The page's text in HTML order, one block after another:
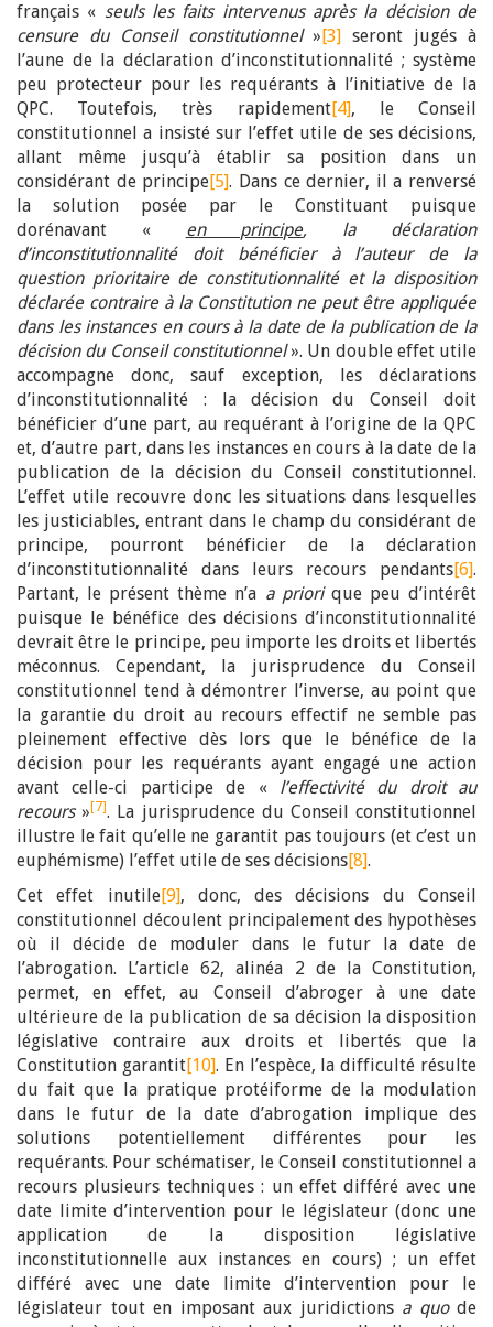
français « seuls les faits intervenus après la décision de
censure du Conseil constitutionnel»[3] seront jugés à
l’aune de la déclaration d’inconstitutionnalité ; système
peu protecteur pour les requérants à l’initiative de la
QPC. Toutefois, très rapidement[4], le Conseil
constitutionnel a insisté sur l’effet utile de ses décisions,
allant même jusqu’à établir sa position dans un
considérant de principe[5]. Dans ce dernier, il a renversé
la solution posée par le Constituant puisque
dorénavant « en principe, la déclaration
d’inconstitutionnalité doit bénéficier à l’auteur de la
question prioritaire de constitutionnalité et la disposition
déclarée contraire à la Constitution ne peut être appliquée
dans les instances en cours à la date de la publication de la
décision du Conseil constitutionnel». Un double effet utile
accompagne donc, sauf exception, les déclarations
d’inconstitutionnalité : la décision du Conseil doit
bénéficier d’une part, au requérant à l’origine de la QPC
et, d’autre part, dans les instances en cours à la date de la
publication de la décision du Conseil constitutionnel.
L’effet utile recouvre donc les situations dans lesquelles
les justiciables, entrant dans le champ du considérant de
principe, pourront bénéficier de la déclaration
d’inconstitutionnalité dans leurs recours pendants[6].
Partant, le présent thème n’a a priorique peu d’intérêt
puisque le bénéfice des décisions d’inconstitutionnalité
devrait être le principe, peu importe les droits et libertés
méconnus. Cependant, la jurisprudence du Conseil
constitutionnel tend à démontrer l’inverse, au point que
la garantie du droit au recours effectif ne semble pas
pleinement effective dès lors que le bénéfice de la
décision pour les requérants ayant engagé une action
avant celle-ci participe de « l’effectivité du droit au
recours»[7]. La jurisprudence du Conseil constitutionnel
illustre le fait qu’elle ne garantit pas toujours (et c’est un
euphémisme) l’effet utile de ses décisions[8].
Cet effet inutile[9], donc, des décisions du Conseil
constitutionnel découlent principalement des hypothèses
où il décide de moduler dans le futur la date de
l’abrogation. L’article 62, alinéa 2 de la Constitution,
permet, en effet, au Conseil d’abroger à une date
ultérieure de la publication de sa décision la disposition
législative contraire aux droits et libertés que la
Constitution garantit[10]. En l’espèce, la difficulté résulte
du fait que la pratique protéiforme de la modulation
dans le futur de la date d’abrogation implique des
solutions potentiellement différentes pour les
requérants. Pour schématiser, le Conseil constitutionnel a
recours plusieurs techniques : un effet différé avec une
date limite d’intervention pour le législateur (donc une
application de la disposition législative
inconstitutionnelle aux instances en cours) ; un effet
différé avec une date limite d’intervention pour le
législateur tout en imposant aux juridictions a quode